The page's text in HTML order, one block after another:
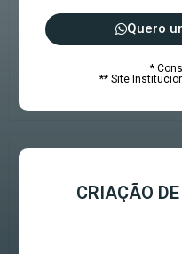
Quero
*
** Site
CRIAÇÃO